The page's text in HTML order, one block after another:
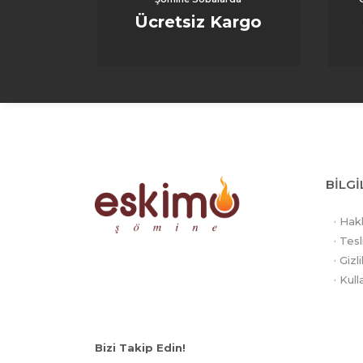
3D
3D
ve
Ücretsiz Kargo
·
·
·
·
Bizi Takip Edin!